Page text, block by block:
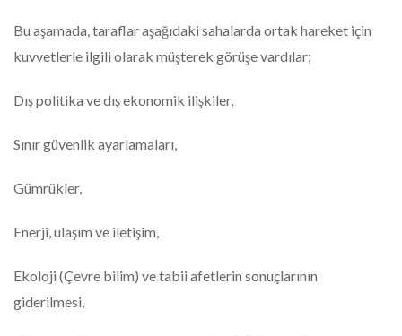
Bu aşamada, taraflar aşağıdaki sahalarda ortak hareket için
kuvvetlerle ilgili olarak müşterek görüşe vardılar;
Dış politika ve dış ekonomik ilişkiler,
Sınır güvenlik ayarlamaları,
Gümrükler,
Enerji, ulaşım ve iletişim,
Ekoloji (Çevre bilim) ve tabii afetlerin sonuçlarının
giderilmesi,